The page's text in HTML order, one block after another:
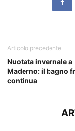
Articolo precedente
Nuotata invernale a
Maderno: il bagno
continua